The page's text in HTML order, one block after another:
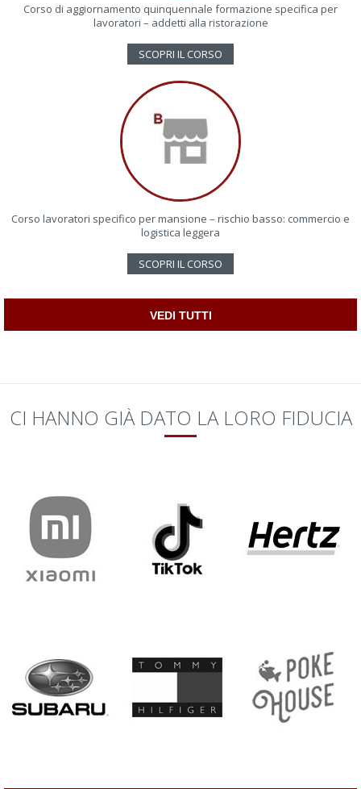
Corso di aggiornamento quinquennale formazione specifica per
lavoratori – addetti alla ristorazione
SCOPRI IL CORSO
Corso lavoratori specifico per mansione – rischio basso: commercio e
logistica leggera
SCOPRI IL CORSO
VEDI TUTTI
CI HANNO GIÀ DATO LA LORO FIDUCIA